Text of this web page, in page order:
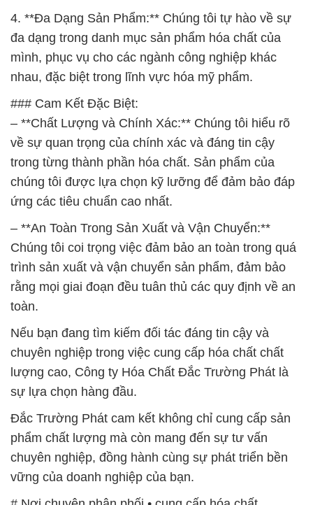
### Cam Kết Đặc Biệt:
– **Chất Lượng và Chính Xác:** Chúng tôi hiểu rõ
về sự quan trọng của chính xác và đáng tin cậy
trong từng thành phần hóa chất. Sản phẩm của
chúng tôi được lựa chọn kỹ lưỡng để đảm bảo đáp
ứng các tiêu chuẩn cao nhất.
– **An Toàn Trong Sản Xuất và Vận Chuyển:**
Chúng tôi coi trọng việc đảm bảo an toàn trong quá
trình sản xuất và vận chuyển sản phẩm, đảm bảo
rằng mọi giai đoạn đều tuân thủ các quy định về an
Nếu bạn đang tìm kiếm đối tác đáng tin cậy và
chuyên nghiệp trong việc cung cấp hóa chất chất
lượng cao, Công ty Hóa Chất Đắc Trường Phát là
sự lựa chọn hàng đầu.
Đắc Trường Phát cam kết không chỉ cung cấp sản
phẩm chất lượng mà còn mang đến sự tư vấn
chuyên nghiệp, đồng hành cùng sự phát triển bền
vững của doanh nghiệp của bạn.
# Nơi chuyên phân phối • cung cấp hóa chất
Ferrous Sulphate Heptahydrate / Bột Iron II Sulfate
98% Ấn Độ India
# Đơn vị chuyên cung cấp ∞ kinh doanh hóa chất
Ferrous Sulphate Heptahydrate / Bột Iron II Sulfate